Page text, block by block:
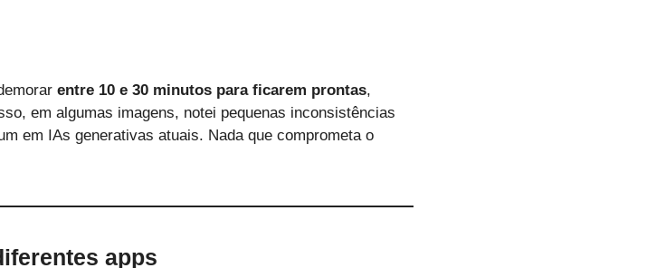
entre 10 e 30 minutos para ficarem prontas,
em algumas imagens, notei pequenas inconsistências
em IAs generativas atuais. Nada que comprometa o
apps